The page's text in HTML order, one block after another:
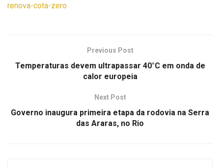
renova-cota-zero
Previous Post
Temperaturas devem ultrapassar 40°C em onda de
calor europeia
Next Post
Governo inaugura primeira etapa da rodovia na Serra
das Araras, no Rio